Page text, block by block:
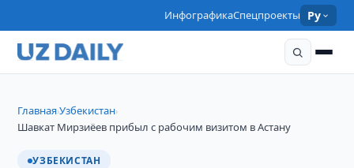
ИнфографикаСпецпроекты Ру
Главная›Узбекистан›
Шавкат Мирзиёев прибыл с рабочим визитом в Астану
УЗБЕКИСТАН